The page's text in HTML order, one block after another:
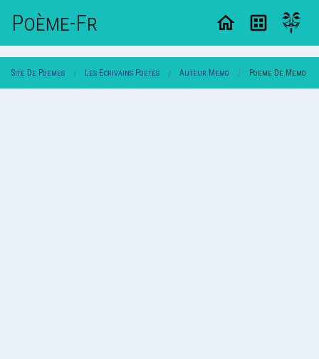
Poème-Fr
Site De Poemes Les Ecrivains Poetes Auteur Memo Poeme De Memo